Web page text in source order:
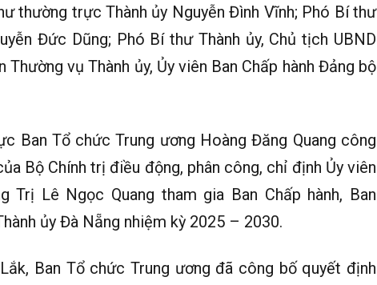
thường trực Thành ủy Nguyễn Đình Vĩnh; Phó Bí thư
Đức Dũng; Phó Bí thư Thành ủy, Chủ tịch UBND
vụ Thành ủy, Ủy viên Ban Chấp hành Đảng bộ
Ban Tổ chức Trung ương Hoàng Đăng Quang công
Bộ Chính trị điều động, phân công, chỉ định Ủy viên
Trị Lê Ngọc Quang tham gia Ban Chấp hành, Ban
ủy Đà Nẵng nhiệm kỳ 2025 – 2030.
Ban Tổ chức Trung ương đã công bố quyết định